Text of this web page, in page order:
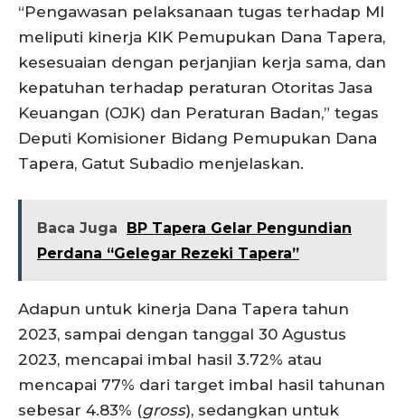
“Pengawasan pelaksanaan tugas terhadap MI
meliputi kinerja KIK Pemupukan Dana Tapera,
kesesuaian dengan perjanjian kerja sama, dan
kepatuhan terhadap peraturan Otoritas Jasa
Keuangan (OJK) dan Peraturan Badan,” tegas
Deputi Komisioner Bidang Pemupukan Dana
Tapera, Gatut Subadio menjelaskan.
Baca Juga
BP Tapera Gelar Pengundian
Perdana “Gelegar Rezeki Tapera”
Adapun untuk kinerja Dana Tapera tahun
2023, sampai dengan tanggal 30 Agustus
2023, mencapai imbal hasil 3.72% atau
mencapai 77% dari target imbal hasil tahunan
sebesar 4.83% (gross), sedangkan untuk